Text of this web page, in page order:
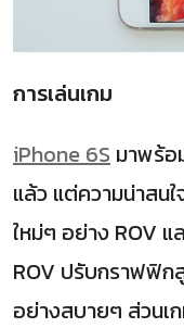
การเล่นเกม
iPhone 6S มาพร้อ
แล้ว แต่ความน่าสน
ใหม่ๆ อย่าง ROV แ
ROV ปรับกราฟฟิ
อย่างสบายๆ ส่วนเ